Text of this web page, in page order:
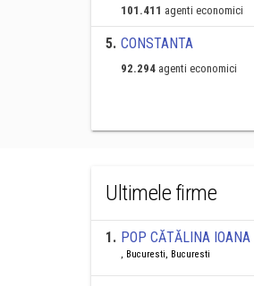
101.411 agenti economici
5. CONSTANTA
92.294 agenti economici
Ultimele firme
1. POP CĂTĂLINA
, Bucuresti, Bucuresti